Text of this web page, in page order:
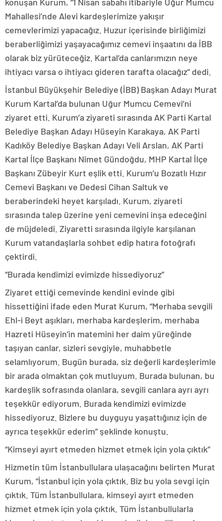
Mahallesi’nde Alevi kardeşlerimize yakışır
cemevlerimizi yapacağız. Huzur içerisinde birliğimizi
beraberliğimizi yaşayacağımız cemevi inşaatını da İBB
olarak biz yürüteceğiz. Kartal’da canlarımızın neye
ihtiyacı varsa o ihtiyacı gideren tarafta olacağız” dedi.
İstanbul Büyükşehir Belediye (İBB) Başkan Adayı Murat
Kurum Kartal’da bulunan Uğur Mumcu Cemevi’ni
ziyaret etti. Kurum’a ziyareti sırasında AK Parti Kartal
Belediye Başkan Adayı Hüseyin Karakaya, AK Parti
Kadıköy Belediye Başkan Adayı Veli Arslan, AK Parti
Kartal İlçe Başkanı Nimet Gündoğdu, MHP Kartal İlçe
Başkanı Zübeyir Kurt eşlik etti. Kurum’u Bozatlı Hızır
Cemevi Başkanı ve Dedesi Cihan Saltuk ve
beraberindeki heyet karşıladı. Kurum, ziyareti
sırasında talep üzerine yeni cemevini inşa edeceğini
de müjdeledi. Ziyaretti sırasında ilgiyle karşılanan
Kurum vatandaşlarla sohbet edip hatıra fotoğrafı
çektirdi.
“Burada kendimizi evimizde hissediyoruz”
Ziyaret ettiği cemevinde kendini evinde gibi
hissettiğini ifade eden Murat Kurum, “Merhaba sevgili
Ehl-i Beyt aşıkları, merhaba kardeşlerim, merhaba
Hazreti Hüseyin’in matemini her daim yüreğinde
taşıyan canlar, sizleri sevgiyle, muhabbetle
selamlıyorum. Bugün burada, siz değerli kardeşlerimle
bir arada olmaktan çok mutluyum. Burada bulunan, bu
kardeşlik sofrasında olanlara, sevgili canlara ayrı ayrı
teşekkür ediyorum. Burada kendimizi evimizde
hissediyoruz. Bizlere bu duyguyu yaşattığınız için de
ayrıca teşekkür ederim” şeklinde konuştu.
“Kimseyi ayırt etmeden hizmet etmek için yola çıktık”
Hizmetin tüm İstanbullulara ulaşacağını belirten Murat
Kurum, “İstanbul için yola çıktık. Biz bu yola sevgi için
çıktık. Tüm İstanbullulara, kimseyi ayırt etmeden
hizmet etmek için yola çıktık. Tüm İstanbullularla